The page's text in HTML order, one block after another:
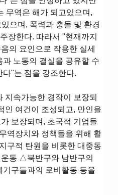
무역은 해가 되고있으며,
으며, 폭력과 충돌 및 환경
장한다. 따라서 "현재까지
의 요인으로 작용한 실세
노동의 결실을 공유할 수
"는 점을 강조한다.
지속가능한 경작이 보장되
인 여건이 조성되고, 만인을
보장되며, 초국적 기업들
역장치와 정책들을 위해 활
구적 탄원을 비롯한 대중동
동 △북반구와 남반구의
구들과의 로비활동 등을